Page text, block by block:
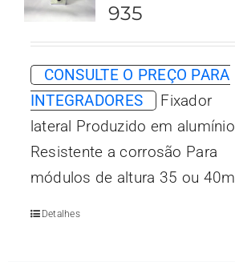
935
CONSULTE O PREÇO PARA
INTEGRADORES
Fixador
lateral Produzido em alumínio
Resistente a corrosão Para
módulos de altura 35 ou
Detalhes